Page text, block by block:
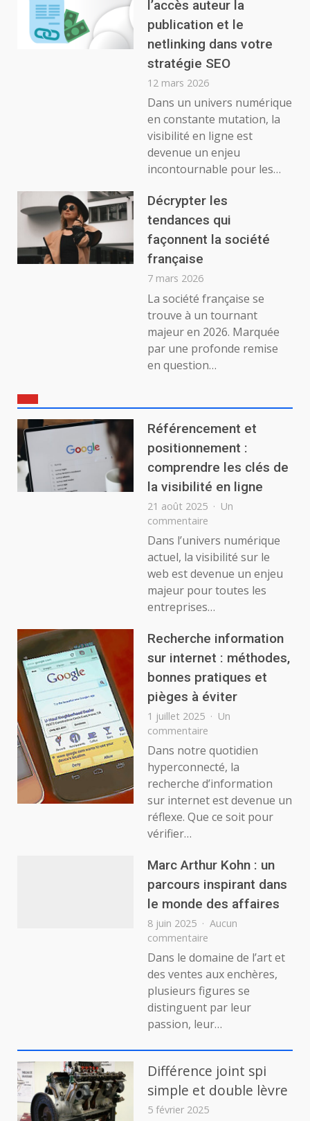
l’accès auteur la
publication et le
netlinking dans votre
stratégie SEO
12 mars 2026
Dans un univers numérique
en constante mutation, la
visibilité en ligne est
devenue un enjeu
incontournable pour les…
Décrypter les
tendances qui
façonnent la société
française
7 mars 2026
La société française se
trouve à un tournant
majeur en 2026. Marquée
par une profonde remise
en question…
Référencement et
positionnement :
comprendre les clés de
la visibilité en ligne
21 août 2025
Un
commentaire
Référencement
et
positionnement
:
comprendre
les
de
la
visibilité
en
ligne
Dans l’univers numérique
actuel, la visibilité sur le
web est devenue un enjeu
majeur pour toutes les
entreprises…
Recherche information
sur internet : méthodes,
bonnes pratiques et
pièges à éviter
1 juillet 2025
Un
commentaire
Recherche
information
sur
internet
:
méthodes,
et
à
éviter
Dans notre quotidien
hyperconnecté, la
recherche d’information
sur internet est devenue un
réflexe. Que ce soit pour
vérifier…
Marc Arthur Kohn : un
parcours inspirant dans
le monde des affaires
8 juin 2025
Aucun
commentaire
Marc
Arthur
Kohn
:
un
parcours
dans
le
monde
des
affaires
Dans le domaine de l’art et
des ventes aux enchères,
plusieurs figures se
distinguent par leur
passion, leur…
Différence joint spi
simple et double lèvre
5 février 2025